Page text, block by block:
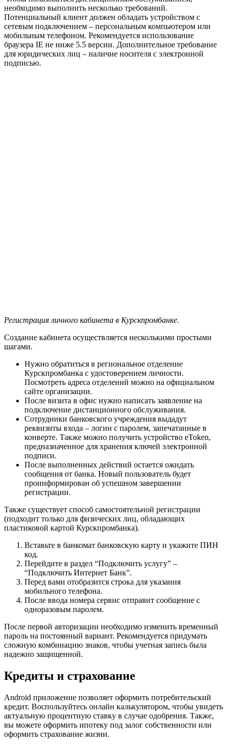
необходимо выполнить несколько требований.
Потенциальный клиент должен обладать устройством с
сетевым подключением – персональным компьютером или
мобильным телефоном. Рекомендуется использование
браузера IE не ниже 5.5 версии. Дополнительное требование
для юридических лиц – наличие носителя с электронной
подписью.
Регистрация личного кабинета в Курскпромбанке.
Создание кабинета осуществляется несколькими простыми
шагами.
Нужно обратиться в региональное отделение
Курскпромбанка с удостоверением личности.
Посмотреть адреса отделений можно на официальном
сайте организации.
После визита в офис нужно написать заявление на
подключение дистанционного обслуживания.
Сотрудники банковского учреждения выдадут
реквизиты входа – логин с паролем, запечатанные в
конверте. Также можно получить устройство eToken,
предназначенное для хранения ключей электронной
подписи.
После выполненных действий остается ожидать
сообщения от банка. Новый пользователь будет
проинформирован об успешном завершении
регистрации.
Также существует способ самостоятельной регистрации
(подходит только для физических лиц, обладающих
пластиковой картой Курскпромбанка).
Вставьте в банкомат банковскую карту и укажите ПИН
код.
Перейдите в раздел “Подключить услугу” –
“Подключить Интернет Банк”.
Перед вами отобразится строка для указания
мобильного телефона.
После ввода номера сервис отправит сообщение с
одноразовым паролем.
После первой авторизации необходимо изменить временный
пароль на постоянный вариант. Рекомендуется придумать
сложную комбинацию знаков, чтобы учетная запись была
надежно защищенной.
Кредиты и страхование
Android приложение позволяет оформить потребительский
кредит. Воспользуйтесь онлайн калькулятором, чтобы увидеть
актуальную процентную ставку в случае одобрения. Также,
вы можете оформить ипотеку под залог собственности или
оформить страхование жизни.